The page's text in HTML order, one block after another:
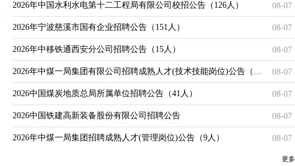
2026年中国水利水电第十二工程局有限公司校招公告（126人） 08-07
2026年宁波慈溪市国有企业招聘公告（151人） 08-07
2026年中移铁通西安分公司招聘公告（15人） 08-07
2026年中煤一局集团有限公司招聘成熟人才(技术技能岗位)公告（21人）08-07
2026中国煤炭地质总局所属单位招聘公告（41人） 08-07
2026中国铁建高新装备股份有限公司招聘公告 08-07
2026年中煤一局集团招聘成熟人才(管理岗位)公告（9人） 08-07
更多